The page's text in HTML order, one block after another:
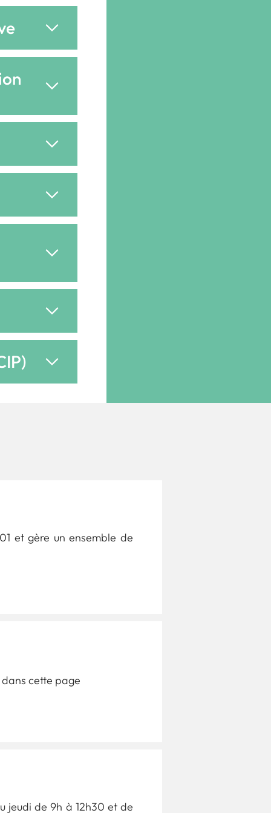
et gère un ensemble de
cette page
jeudi de 9h à 12h30 et de